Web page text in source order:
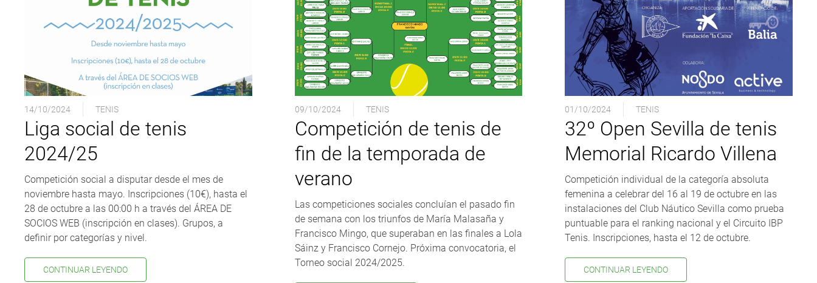
14/10/2024 TENIS
Liga social de tenis
2024/25
Competición social a disputar desde el mes de
noviembre hasta mayo. Inscripciones (10€), hasta el
28 de octubre a las 00:00 h a través del ÁREA DE
SOCIOS WEB (inscripción en clases). Grupos, a
definir por categorías y nivel.
CONTINUAR LEYENDO
09/10/2024 TENIS
Competición de tenis de
fin de la temporada de
verano
Las competiciones sociales concluían el pasado fin
de semana con los triunfos de María Malasaña y
Francisco Mingo, que superaban en las finales a Lola
Sáinz y Francisco Cornejo. Próxima convocatoria, el
Torneo social 2024/2025.
01/10/2024 TENIS
32º Open Sevilla de tenis
Memorial Ricardo Villena
Competición individual de la categoría absoluta
femenina a celebrar del 16 al 19 de octubre en las
instalaciones del Club Náutico Sevilla como prueba
puntuable para el ranking nacional y el Circuito IBP
Tenis. Inscripciones, hasta el 12 de octubre.
CONTINUAR LEYENDO